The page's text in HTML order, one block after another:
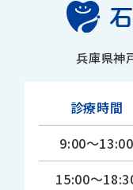
兵庫県神
診療時間
9:00～13:00
15:00～